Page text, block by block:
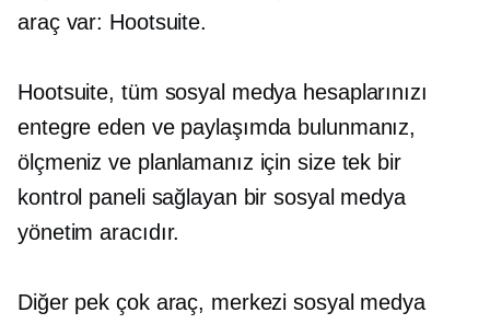
araç var: Hootsuite.
Hootsuite, tüm sosyal medya hesaplarınızı
entegre eden ve paylaşımda bulunmanız,
ölçmeniz ve planlamanız için size tek bir
kontrol paneli sağlayan bir sosyal medya
yönetim aracıdır.
Diğer pek çok araç, merkezi sosyal medya